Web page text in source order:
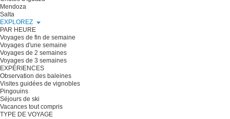
Mendoza
Salta
EXPLOREZ
PAR HEURE
Voyages de fin de semaine
Voyages d'une semaine
Voyages de 2 semaines
Voyages de 3 semaines
EXPÉRIENCES
Observation des baleines
Visites guidées de vignobles
Pingouins
Séjours de ski
Vacances tout compris
TYPE DE VOYAGE